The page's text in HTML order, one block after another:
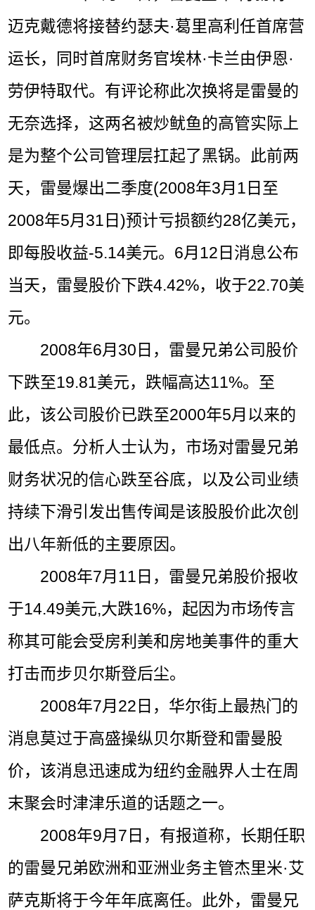
迈克戴德将接替约瑟夫·葛里高利任首席营
运长，同时首席财务官埃林·卡兰由伊恩·
劳伊特取代。有评论称此次换将是雷曼的
无奈选择，这两名被炒鱿鱼的高管实际上
是为整个公司管理层扛起了黑锅。此前两
天，雷曼爆出二季度(2008年3月1日至
2008年5月31日)预计亏损额约28亿美元，
即每股收益-5.14美元。6月12日消息公布
当天，雷曼股价下跌4.42%，收于22.70美
元。
2008年6月30日，雷曼兄弟公司股价
下跌至19.81美元，跌幅高达11%。至
此，该公司股价已跌至2000年5月以来的
最低点。分析人士认为，市场对雷曼兄弟
财务状况的信心跌至谷底，以及公司业绩
持续下滑引发出售传闻是该股股价此次创
出八年新低的主要原因。
2008年7月11日，雷曼兄弟股价报收
于14.49美元,大跌16%，起因为市场传言
称其可能会受房利美和房地美事件的重大
打击而步贝尔斯登后尘。
2008年7月22日，华尔街上最热门的
消息莫过于高盛操纵贝尔斯登和雷曼股
价，该消息迅速成为纽约金融界人士在周
末聚会时津津乐道的话题之一。
2008年9月7日，有报道称，长期任职
的雷曼兄弟欧洲和亚洲业务主管杰里米·艾
萨克斯将于今年年底离任。此外，雷曼兄